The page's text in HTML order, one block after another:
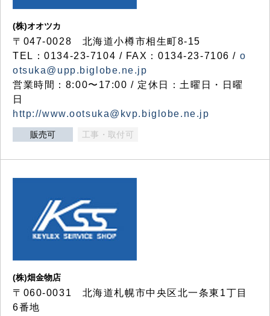
(株)オオツカ
〒047-0028 北海道小樽市相生町8-15
TEL：0134-23-7104 / FAX：0134-23-7106 / o
otsuka@upp.biglobe.ne.jp
営業時間：8:00〜17:00 / 定休日：土曜日・日曜
日
http://www.ootsuka@kvp.biglobe.ne.jp
販売可 工事・取付可
(株)畑金物店
〒060-0031 北海道札幌市中央区北一条東1丁目
6番地